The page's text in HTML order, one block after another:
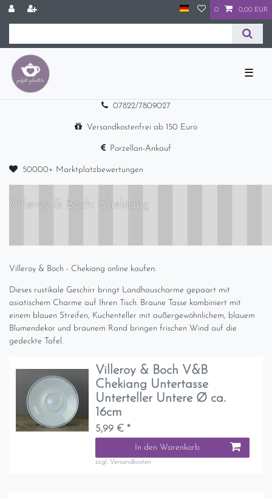
0 0,00 EUR
☰
07822/7809027
Versandkostenfrei ab 150 Euro
Porzellan-Ankauf
50000+ Marktplatzbewertungen
Villeroy & Boch: Chekiang
Villeroy & Boch - Chekiang online kaufen:
Dieses rustikale Geschirr bringt Landhauscharme gepaart mit
asiatischem Charme auf Ihren Tisch. Braune Tasse kombiniert mit
einem blauen Streifen, Kuchenteller mit außergewöhnlichem, blauem
Blumendekor und braunem Rand bringen frischen Wind auf die
gedeckte Tafel.
Villeroy & Boch V&B
Chekiang Untertasse
Unterteller Untere Ø ca.
16cm
5,99 € *
In den Warenkorb
zzgl. Versandkosten